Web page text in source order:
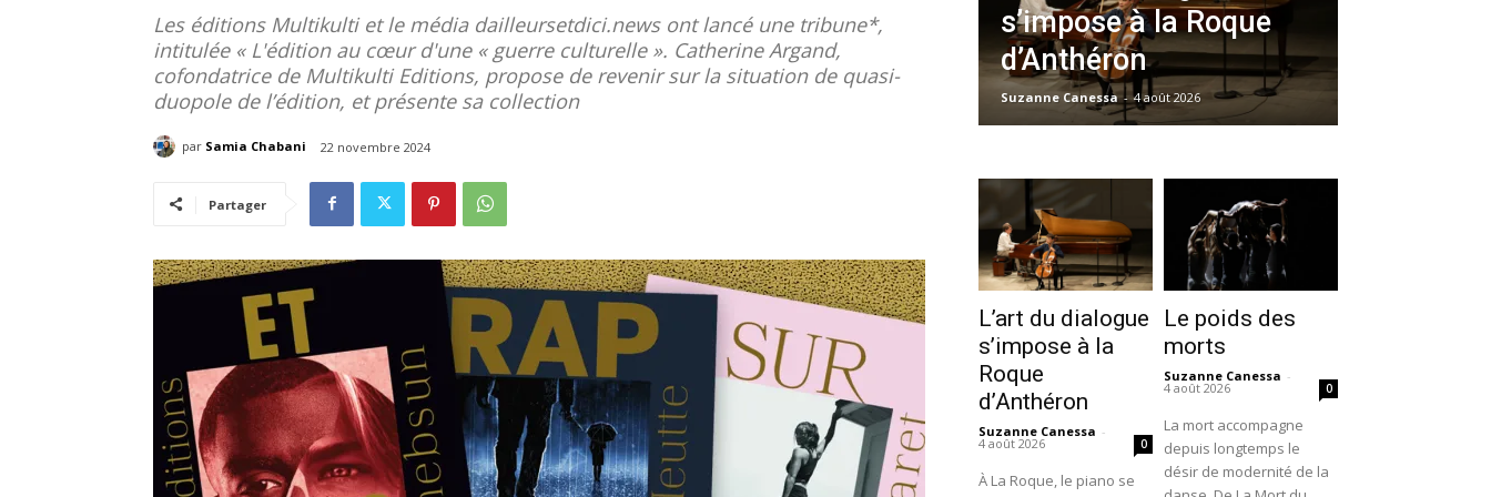
Les éditions Multikulti et le média dailleursetdici.news ont lancé une tribune*,
intitulée « L'édition au cœur d'une « guerre culturelle ». Catherine Argand,
cofondatrice de Multikulti Editions, propose de revenir sur la situation de quasi-
duopole de l’édition, et présente sa collection
par Samia Chabani 22 novembre 2024
Partager
s’impose à la Roque
d’Anthéron
Suzanne Canessa - 4 août 2026
L’art du dialogue
s’impose à la
Roque
d’Anthéron
Suzanne Canessa -
4 août 2026 0
À La Roque, le piano se
Le poids des
morts
Suzanne Canessa -
4 août 2026 0
La mort accompagne
depuis longtemps le
désir de modernité de la